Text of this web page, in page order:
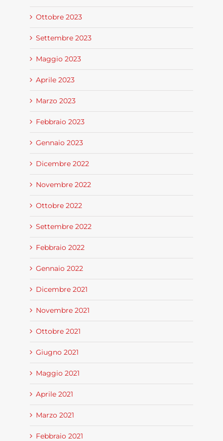
Ottobre 2023
Settembre 2023
Maggio 2023
Aprile 2023
Marzo 2023
Febbraio 2023
Gennaio 2023
Dicembre 2022
Novembre 2022
Ottobre 2022
Settembre 2022
Febbraio 2022
Gennaio 2022
Dicembre 2021
Novembre 2021
Ottobre 2021
Giugno 2021
Maggio 2021
Aprile 2021
Marzo 2021
Febbraio 2021